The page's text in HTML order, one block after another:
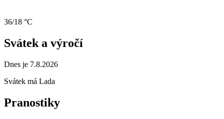
36/18 °C
Svátek a výročí
Dnes je 7.8.2026
Svátek má Lada
Pranostiky